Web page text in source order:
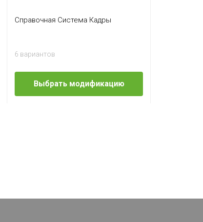
Справочная Система Кадры
6 вариантов
Выбрать модификацию